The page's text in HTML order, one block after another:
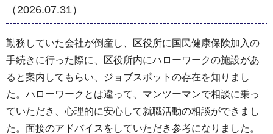
（2026.07.31）
勤務していた会社が倒産し、区役所に国民健康保険加入の
手続きに行った際に、区役所内にハローワークの施設があ
ると案内してもらい、ジョブスポットの存在を知りまし
た。ハローワークとは違って、マンツーマンで相談に乗っ
ていただき、心理的に安心して就職活動の相談ができまし
た。面接のアドバイスをしていただき参考になりました。